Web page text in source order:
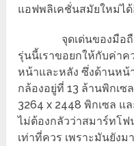
แอฟพลิเคชั่นสมัยใหม่ไ
จุดเด่นของมือ
รุ่นนี้เราขอยกให้กับค่าค
หน้าและหลัง ซึ่งด้านหน้
กล้องอยู่ที่ 13 ล้านพิกเ
3264 x 2448 พิกเซล
ไม่ต้องกลัวว่าสมาร์ทโ
เท่าที่ควร เพราะมันยัง